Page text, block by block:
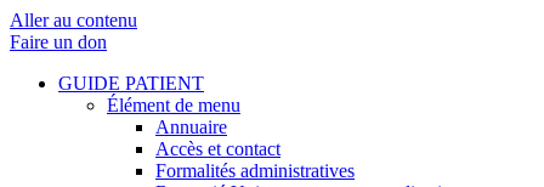
Aller au contenu
Faire un don
GUIDE PATIENT
Élément de menu
Annuaire
Accès et contact
Formalités administratives